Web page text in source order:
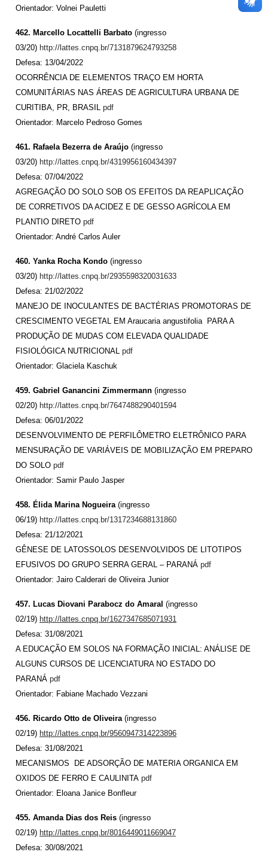
Orientador: Volnei Pauletti
462. Marcello Locattelli Barbato (ingresso
03/20) http://lattes.cnpq.br/7131879624793258
Defesa: 13/04/2022
OCORRÊNCIA DE ELEMENTOS TRAÇO EM HORTA
COMUNITÁRIAS NAS ÁREAS DE AGRICULTURA URBANA DE
CURITIBA, PR, BRASIL pdf
Orientador: Marcelo Pedroso Gomes
461. Rafaela Bezerra de Araújo (ingresso
03/20) http://lattes.cnpq.br/4319956160434397
Defesa: 07/04/2022
AGREGAÇÃO DO SOLO SOB OS EFEITOS DA REAPLICAÇÃO
DE CORRETIVOS DA ACIDEZ E DE GESSO AGRÍCOLA EM
PLANTIO DIRETO pdf
Orientador: André Carlos Auler
460. Yanka Rocha Kondo (ingresso
03/20) http://lattes.cnpq.br/2935598320031633
Defesa: 21/02/2022
MANEJO DE INOCULANTES DE BACTÉRIAS PROMOTORAS DE
CRESCIMENTO VEGETAL EM Araucaria angustifolia PARA A
PRODUÇÃO DE MUDAS COM ELEVADA QUALIDADE
FISIOLÓGICA NUTRICIONAL pdf
Orientador: Glaciela Kaschuk
459. Gabriel Ganancini Zimmermann (ingresso
02/20) http://lattes.cnpq.br/7647488290401594
Defesa: 06/01/2022
DESENVOLVIMENTO DE PERFILÔMETRO ELETRÔNICO PARA
MENSURAÇÃO DE VARIÁVEIS DE MOBILIZAÇÃO EM PREPARO
DO SOLO pdf
Orientador: Samir Paulo Jasper
458. Élida Marina Nogueira (ingresso
06/19) http://lattes.cnpq.br/1317234688131860
Defesa: 21/12/2021
GÊNESE DE LATOSSOLOS DESENVOLVIDOS DE LITOTIPOS
EFUSIVOS DO GRUPO SERRA GERAL – PARANÁ pdf
Orientador: Jairo Calderari de Oliveira Junior
457. Lucas Diovani Parabocz do Amaral (ingresso
02/19) http://lattes.cnpq.br/1627347685071931
Defesa: 31/08/2021
A EDUCAÇÃO EM SOLOS NA FORMAÇÃO INICIAL: ANÁLISE DE
ALGUNS CURSOS DE LICENCIATURA NO ESTADO DO
PARANÁ pdf
Orientador: Fabiane Machado Vezzani
456. Ricardo Otto de Oliveira (ingresso
02/19) http://lattes.cnpq.br/9560947314223896
Defesa: 31/08/2021
MECANISMOS DE ADSORÇÃO DE MATERIA ORGANICA EM
OXIDOS DE FERRO E CAULINITA pdf
Orientador: Eloana Janice Bonfleur
455. Amanda Dias dos Reis (ingresso
02/19) http://lattes.cnpq.br/8016449011669047
Defesa: 30/08/2021